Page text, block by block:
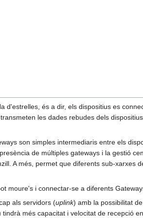
d'estrelles, és a dir, els dispositius es
les dades rebudes dels
son simples intermediaris entre els
de múltiples gateways i la gestió
A més, permet que diferents sub-xarxes
moure's i connectar-se a diferents
als servidors (uplink) amb la possibilitat
més capacitat i velocitat de recepció